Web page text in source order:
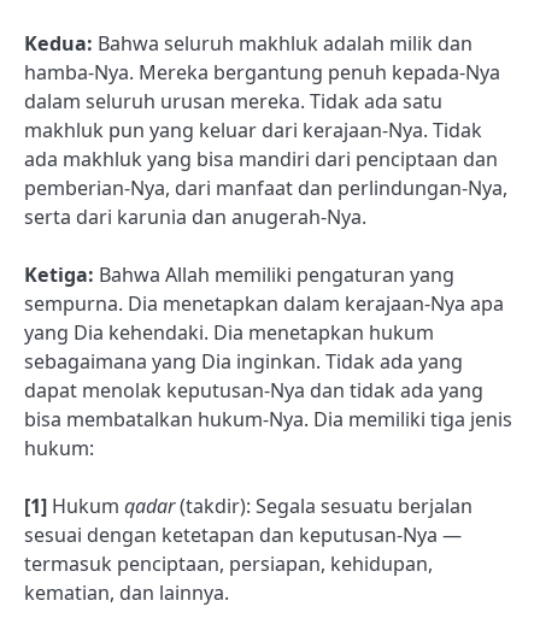
Kedua: Bahwa seluruh makhluk adalah milik dan
hamba-Nya. Mereka bergantung penuh kepada-Nya
dalam seluruh urusan mereka. Tidak ada satu
makhluk pun yang keluar dari kerajaan-Nya. Tidak
ada makhluk yang bisa mandiri dari penciptaan dan
pemberian-Nya, dari manfaat dan perlindungan-Nya,
serta dari karunia dan anugerah-Nya.
Ketiga: Bahwa Allah memiliki pengaturan yang
sempurna. Dia menetapkan dalam kerajaan-Nya apa
yang Dia kehendaki. Dia menetapkan hukum
sebagaimana yang Dia inginkan. Tidak ada yang
dapat menolak keputusan-Nya dan tidak ada yang
bisa membatalkan hukum-Nya. Dia memiliki tiga jenis
hukum:
[1] Hukum qadar(takdir): Segala sesuatu berjalan
sesuai dengan ketetapan dan keputusan-Nya —
termasuk penciptaan, persiapan, kehidupan,
kematian, dan lainnya.